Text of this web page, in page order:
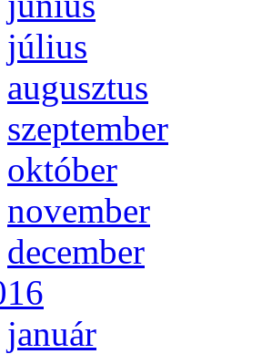
jú­li­us
au­gusz­tus
szep­tem­ber
ok­tó­ber
no­vem­ber
de­cem­ber
ja­nu­ár